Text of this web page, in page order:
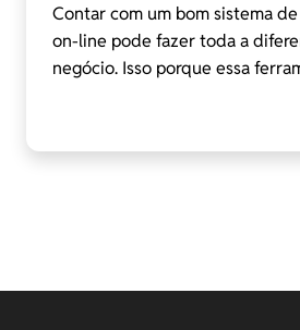
Contar com um bom sistema
on-line pode fazer toda a
negócio. Isso porque essa